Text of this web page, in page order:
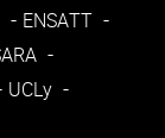
ENSATT
UCLy